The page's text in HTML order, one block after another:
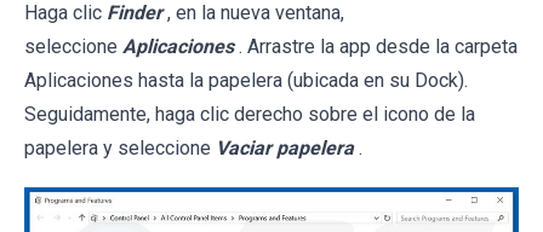
Haga clic Finder , en la nueva ventana,
seleccione Aplicaciones . Arrastre la app desde la carpeta
Aplicaciones hasta la papelera (ubicada en su Dock).
Seguidamente, haga clic derecho sobre el icono de la
papelera y seleccione Vaciar papelera .